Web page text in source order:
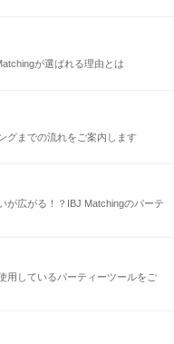
が選ばれる理由とは
グまでの流れをご案内します
が広がる！？IBJ Matchingのパーテ
用しているパーティーツールをご